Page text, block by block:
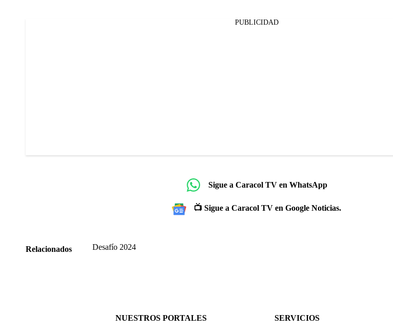
PUBLICIDAD
Sigue a Caracol TV en WhatsApp
📺 Sigue a Caracol TV en Google Noticias.
Relacionados Desafío 2024
NUESTROS PORTALES SERVICIOS